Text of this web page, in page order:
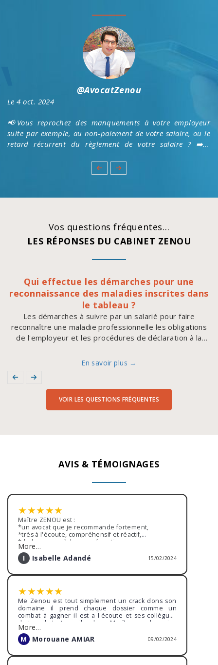
@AvocatZenou
Le 4 oct. 2024
📢Vous reprochez des manquements à votre employeur
suite par exemple, au non-paiement de votre salaire, ou le
retard récurrent du règlement de votre salaire ? ➡️Le
👉https://cabinet-zenou.fr/actualites/droits-du-
salarie/comment-fonctionne-la-prise-d-acte.html
Vos questions fréquentes…
LES RÉPONSES DU CABINET ZENOU
Qui effectue les démarches pour une
reconnaissance des maladies inscrites dans
le tableau ?
Les démarches à suivre par un salarié pour faire
reconnaître une maladie professionnelle les obligations
de l'employeur et les procédures de déclaration à la
En savoir plus →
VOIR LES QUESTIONS FRÉQUENTES
AVIS & TÉMOIGNAGES
★★★★★
Maître ZENOU est :
*un avocat que je recommande fortement,
*très à l'écoute, compréhensif et réactif,
*de bon conseil, bonne réception,
*traitement de mon dossier avec beaucoup
d'efficacité,
finale prise : ancien employeur condamné.
More...
I
Isabelle Adandé 15/02/2024
★★★★★
Me Zenou est tout simplement un crack dons son
domaine il prend chaque dossier comme un
combat à gagner il est a l'écoute et ses collègues
de travail c'est pareil sa boss Me Zenou a les reins
sont solide pour les affaire complexes on a gagné
malgré la difficulté du dossier et ma position était
plus que compliqué à démontrer il a su démontré
oratoire était de rigueur
More...
M
Morouane AMIAR 09/02/2024